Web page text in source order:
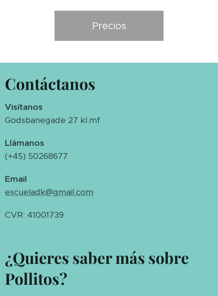
Precios
Contáctanos
Visítanos
Godsbanegade 27 kl.mf
Llámanos
(+45) 50268677
Email
escueladk@gmail.com
CVR: 41001739
¿Quieres saber más sobre
Pollitos?